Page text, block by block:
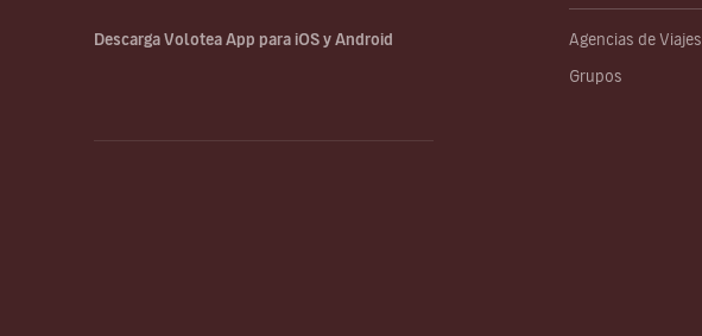
Agencias de Viajes
Grupos
Descarga Volotea App para iOS y Android